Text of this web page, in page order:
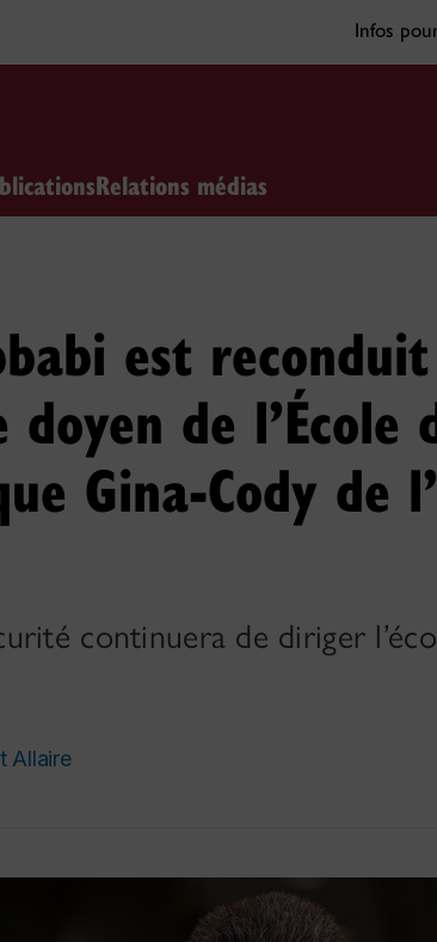
Infos
Relations médias
est
de l’École
Gina-Cody de
continuera de diriger
Allaire